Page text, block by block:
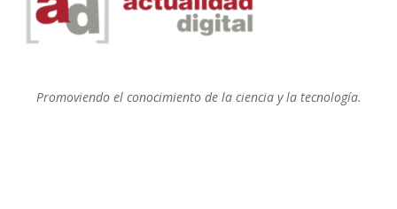
Promoviendo el conocimiento de la ciencia y la tecnología.